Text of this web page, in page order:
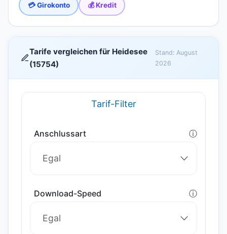
💳 Girokonto 💰 Kredit
Tarife vergleichen für Heidesee
(15754)
Stand: August
2026